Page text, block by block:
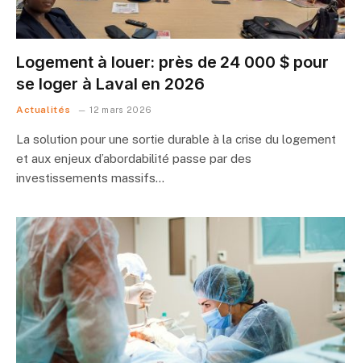
Logement à louer: près de 24 000 $ pour
se loger à Laval en 2026
Actualités 12 mars 2026
La solution pour une sortie durable à la crise du logement
et aux enjeux d’abordabilité passe par des
investissements massifs…